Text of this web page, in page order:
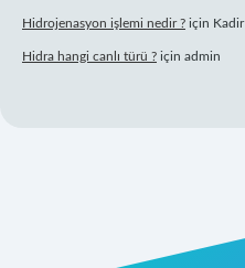
Hidrojenasyon işlemi nedir ? için Kadir
Hidra hangi canlı türü ? için admin